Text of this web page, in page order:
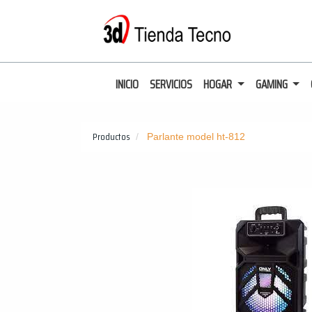
INICIO SERVICIOS HOGAR GAMING
Productos Parlante model ht-812